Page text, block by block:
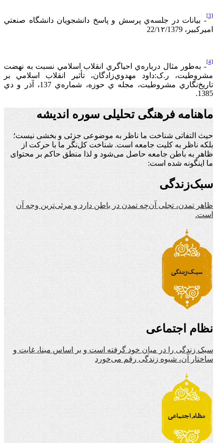
[3]
- بيانات در جلسهي پرسش و پاسخ دانشجويان دانشگاه صنعتي
اميركبير، 22/۱۲/1379
[4]
- بهطور مثال دربارهي احياگري انقلاب اسلامي نسبت به نهضت
مشروطيت، ر.ک:داود مهدويزادگان، تأثير انقلاب اسلامي بر
تاريخنگاري مشروطيت، مجله ي حوزه، شماره
ي 137، آذر و دي
1385.
ماهنامه فرهنگی تحلیلی سوره اندیشه
حیث التفاتی شناخت ما ناظر به موضوعی جزئی و بخشی نیست؛
بلکه ناظر به کلیت جامعه است. شناخت کل‌نگر ما با حرکت از
ظاهر به باطن جامعه حاصل می‌شود و لذا منطق حاکم بر محتوای
ما اینگونه شده است:
سبک‌زندگی
ظاهر تمدن، تجلی آن‌چه تمدن در باطن دارد و مرئی‌ترین وجه آن
است.
نظام اجتماعی
سبک زندگی را در میان خود گرفته است و بر اساس مبنا، غایت و
ساختار آن، شیوه زندگی رقم می‌خورد